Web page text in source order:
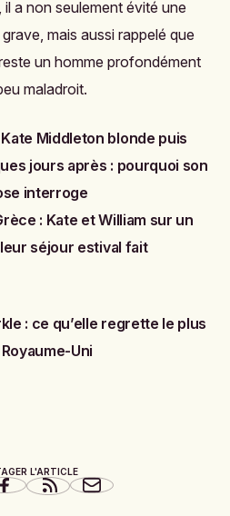
, il a non seulement évité une
mais aussi rappelé que
un homme profondément
maladroit.
Kate Middleton blonde puis
jours après : pourquoi son
interroge
: Kate et William sur un
séjour estival fait
: ce qu’elle regrette le plus
Uni
L'ARTICLE